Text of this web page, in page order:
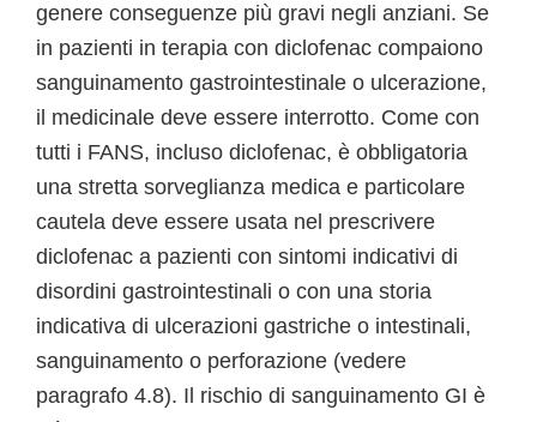
genere conseguenze più gravi negli anziani. Se
in pazienti in terapia con diclofenac compaiono
sanguinamento gastrointestinale o ulcerazione,
il medicinale deve essere interrotto. Come con
tutti i FANS, incluso diclofenac, è obbligatoria
una stretta sorveglianza medica e particolare
cautela deve essere usata nel prescrivere
diclofenac a pazienti con sintomi indicativi di
disordini gastrointestinali o con una storia
indicativa di ulcerazioni gastriche o intestinali,
sanguinamento o perforazione (vedere
paragrafo 4.8). Il rischio di sanguinamento GI è